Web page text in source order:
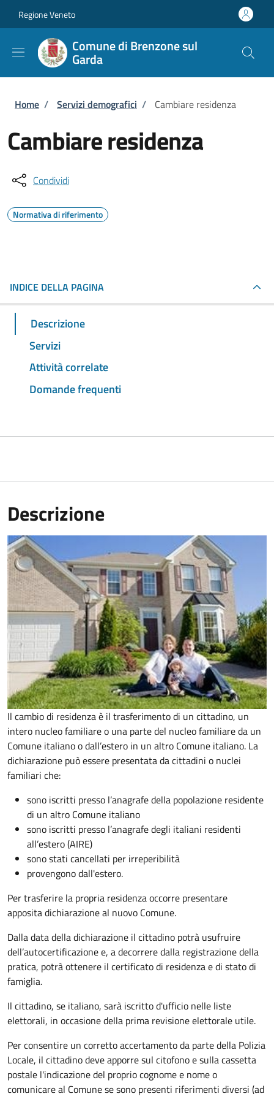
Regione Veneto
Comune di Brenzone sul
Garda
Briciole di pane
Home / Servizi demografici / Cambiare residenza
Cambiare residenza
Condividi
Normativa di riferimento
INDICE DELLA PAGINA
Descrizione
Servizi
Attività correlate
Domande frequenti
Descrizione
Il cambio di residenza è il trasferimento di un cittadino, un
intero nucleo familiare o una parte del nucleo familiare da un
Comune italiano o dall’estero in un altro Comune italiano. La
dichiarazione può essere presentata da cittadini o nuclei
familiari che:
sono iscritti presso l’anagrafe della popolazione residente
di un altro Comune italiano
sono iscritti presso l’anagrafe degli italiani residenti
all’estero (AIRE)
sono stati cancellati per irreperibilità
provengono dall'estero.
Per trasferire la propria residenza occorre presentare
appositadichiarazione al nuovo Comune.
Dalla data della dichiarazione il cittadino potrà usufruire
dell’autocertificazione e, a decorrere dalla registrazione della
pratica, potrà ottenere il certificato di residenza e di stato di
famiglia.
Il cittadino, se italiano, sarà iscritto d'ufficio nelle liste
elettorali, in occasione della prima revisione elettorale utile.
Per consentire un corretto accertamento da parte della Polizia
Locale, il cittadino deve apporre sul citofono e sulla cassetta
postale l'indicazione del proprio cognome e nome o
comunicare al Comune se sono presenti riferimenti diversi (ad